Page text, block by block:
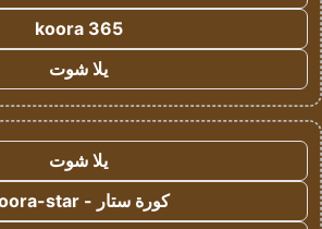
koora 365
يلا شوت
يلا شوت
كورة ستار - koora-star